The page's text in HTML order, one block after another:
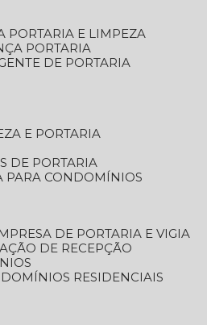
PORTARIA E LIMPEZA
PORTARIA
DE PORTARIA
E PORTARIA
DE PORTARIA
PARA CONDOMÍNIOS
EMPRESA DE PORTARIA E VIGIA
DE RECEPÇÃO
RESIDENCIAIS